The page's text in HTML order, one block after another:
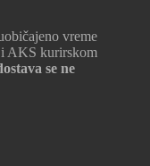
vreme
i AKS kurirskom
se ne